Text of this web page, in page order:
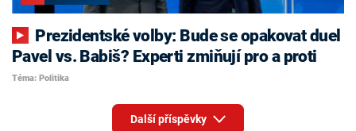
Pavel vs. Babiš? Experti zmiňují pro a proti
Téma: Politika
Další příspěvky